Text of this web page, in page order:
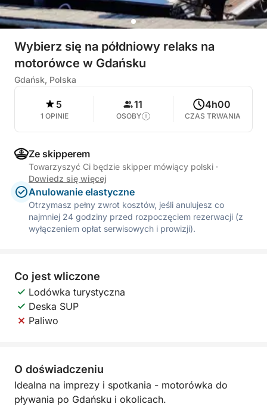
Wybierz się na półdniowy relaks na
motorówce w Gdańsku
Gdańsk, Polska
5
1 OPINIE
11
OSOBY
4h00
CZAS TRWANIA
Ze skipperem
Towarzyszyć Ci będzie skipper mówiący polski ·
Dowiedz się więcej
Anulowanie elastyczne
Otrzymasz pełny zwrot kosztów, jeśli anulujesz co
najmniej 24 godziny przed rozpoczęciem rezerwacji (z
wyłączeniem opłat serwisowych i prowizji).
Co jest wliczone
Lodówka turystyczna
Deska SUP
Paliwo
O doświadczeniu
Idealna na imprezy i spotkania - motorówka do
pływania po Gdańsku i okolicach.